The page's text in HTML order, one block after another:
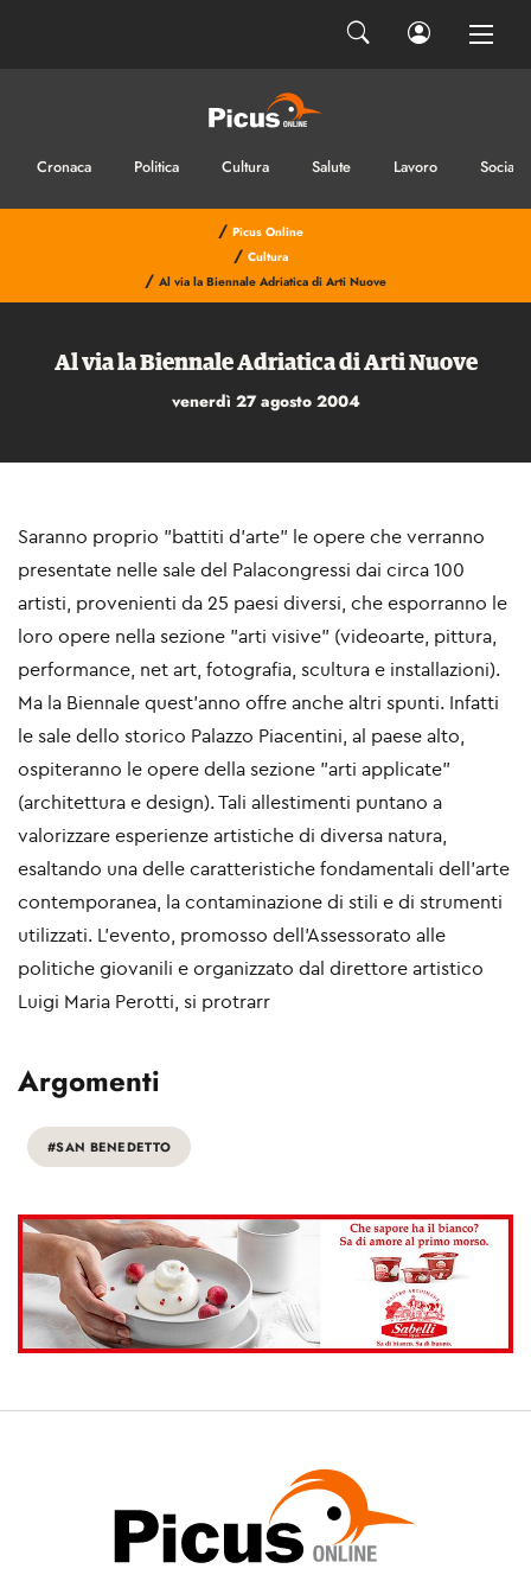
Cronaca Politica Cultura Salute Lavoro Sociale
/ Picus Online
/ Cultura
/ Al via la Biennale Adriatica di Arti Nuove
Al via la Biennale Adriatica di Arti Nuove
venerdì 27 agosto 2004
Saranno proprio ”battiti d’arte” le opere che verranno
presentate nelle sale del Palacongressi dai circa 100
artisti, provenienti da 25 paesi diversi, che esporranno le
loro opere nella sezione ”arti visive” (videoarte, pittura,
performance, net art, fotografia, scultura e installazioni).
Ma la Biennale quest’anno offre anche altri spunti. Infatti
le sale dello storico Palazzo Piacentini, al paese alto,
ospiteranno le opere della sezione ”arti applicate”
(architettura e design). Tali allestimenti puntano a
valorizzare esperienze artistiche di diversa natura,
esaltando una delle caratteristiche fondamentali dell’arte
contemporanea, la contaminazione di stili e di strumenti
utilizzati. L’evento, promosso dell’Assessorato alle
politiche giovanili e organizzato dal direttore artistico
Luigi Maria Perotti, si protrarr
Argomenti
#SAN BENEDETTO